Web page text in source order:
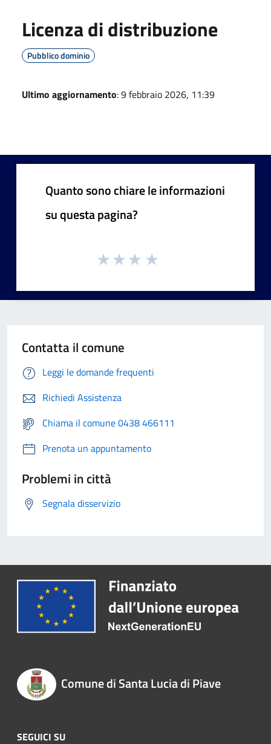
Licenza di distribuzione
Pubblico dominio
Ultimo aggiornamento: 9 febbraio 2026, 11:39
Quanto sono chiare le informazioni
su questa pagina?
Contatta il comune
Leggi le domande frequenti
Richiedi Assistenza
Chiama il comune 0438 466111
Prenota un appuntamento
Problemi in città
Segnala disservizio
Comune di Santa Lucia di Piave
SEGUICI SU